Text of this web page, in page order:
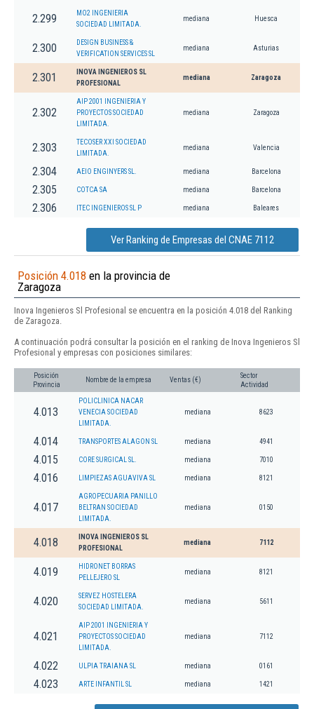
2.299
MO2 INGENIERIA
SOCIEDAD LIMITADA.
mediana Huesca
2.300
DESIGN BUSINESS &
VERIFICATION SERVICES SL
mediana Asturias
2.301
INOVA INGENIEROS SL
PROFESIONAL
mediana Zaragoza
2.302
AIP 2001 INGENIERIA Y
PROYECTOS SOCIEDAD
LIMITADA.
mediana Zaragoza
2.303
TECOSER XXI SOCIEDAD
LIMITADA.
mediana Valencia
2.304 AEIO ENGINYERS SL. mediana Barcelona
2.305 COTCA SA mediana Barcelona
2.306 ITEC INGENIEROS SL P mediana Baleares
Ver Ranking de Empresas del CNAE 7112
Posición 4.018 en la provincia de
Zaragoza
Inova Ingenieros Sl Profesional se encuentra en la posición 4.018 del Ranking
de Zaragoza.
A continuación podrá consultar la posición en el ranking de Inova Ingenieros Sl
Profesional y empresas con posiciones similares:
Posición
Provincia
Nombre de la empresa Ventas (€)
Sector
Actividad
4.013
POLICLINICA NACAR
VENECIA SOCIEDAD
LIMITADA.
mediana 8623
4.014 TRANSPORTES ALAGON SL mediana 4941
4.015 CORE SURGICAL SL. mediana 7010
4.016 LIMPIEZAS AGUAVIVA SL mediana 8121
4.017
AGROPECUARIA PANILLO
BELTRAN SOCIEDAD
LIMITADA.
mediana 0150
4.018
INOVA INGENIEROS SL
PROFESIONAL
mediana 7112
4.019
HIDRONET BORRAS
PELLEJERO SL
mediana 8121
4.020
SERVEZ HOSTELERA
SOCIEDAD LIMITADA.
mediana 5611
4.021
AIP 2001 INGENIERIA Y
PROYECTOS SOCIEDAD
LIMITADA.
mediana 7112
4.022 ULPIA TRAIANA SL mediana 0161
4.023 ARTE INFANTIL SL mediana 1421